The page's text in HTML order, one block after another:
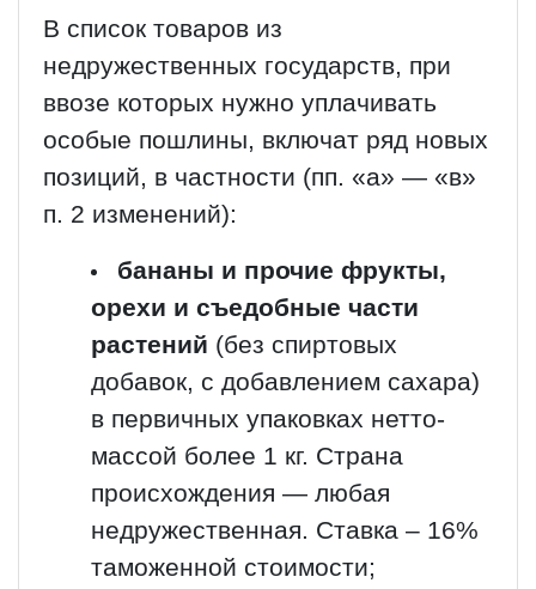
В список товаров из
недружественных государств, при
ввозе которых нужно уплачивать
особые пошлины, включат ряд новых
позиций, в частности (пп. «а» — «в»
п. 2 изменений):
бананы и прочие фрукты,
орехи и съедобные части
растений (без спиртовых
добавок, с добавлением сахара)
в первичных упаковках нетто-
массой более 1 кг. Страна
происхождения — любая
недружественная. Ставка – 16%
таможенной стоимости;